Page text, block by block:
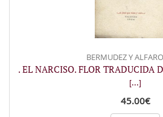
BERMUDEZ Y
. EL NARCISO. FLOR TRADUCIDA
[...]
45.00€